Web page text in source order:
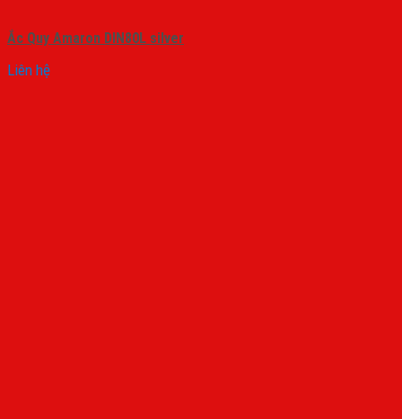
Ắc Quy Amaron DIN80L silver
Liên hệ